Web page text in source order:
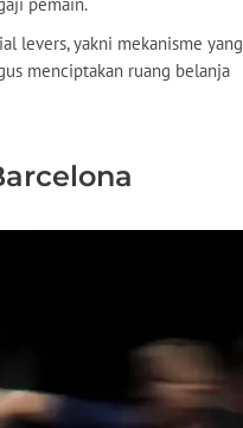
levers, yakni mekanisme yang
menciptakan ruang belanja